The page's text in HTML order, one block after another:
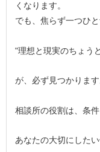
くなります。
でも、焦らず一つひ
"理想と現実のちょう
が、必ず見つかります
相談所の役割は、条
あなたの大切にした